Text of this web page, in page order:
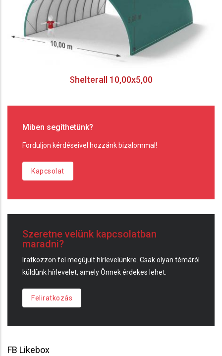
Shelterall 10,00x5,00
Miben segíthetünk?
Forduljon kérdéseivel hozzánk bizalommal!
Kapcsolat
Szeretne velünk kapcsolatban
maradni?
Iratkozzon fel megújult hírlevelünkre. Csak olyan témáról
küldünk hírlevelet, amely Önnek érdekes lehet.
Feliratkozás
FB Likebox